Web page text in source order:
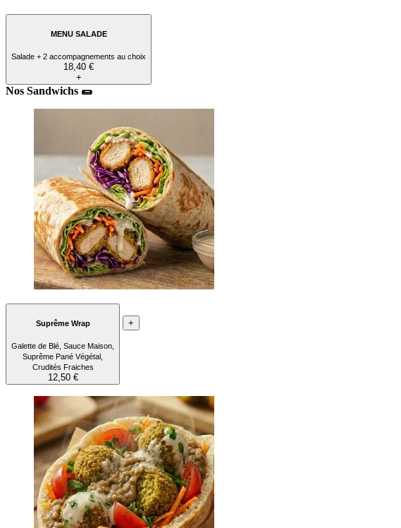
MENU SALADE
Salade + 2 accompagnements au choix
18,40 €
+
Nos Sandwichs 🌯
Suprême Wrap
Galette de Blé, Sauce Maison,
Suprême Pané Végétal,
Crudités Fraiches
12,50 €
+